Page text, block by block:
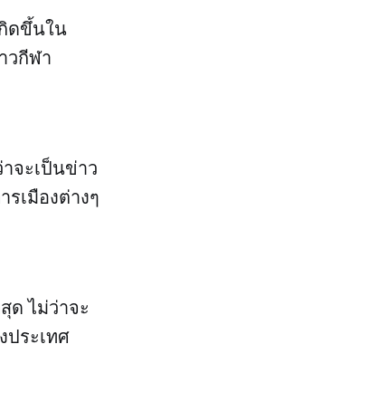
ดขึ้นใน
วกีฬา
จะเป็นข่าว
เมืองต่างๆ
ด ไม่ว่าจะ
ประเทศ